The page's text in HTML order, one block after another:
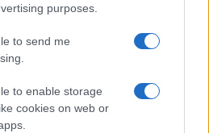
purposes.
to send me
to enable storage
cookies on web or
is elég